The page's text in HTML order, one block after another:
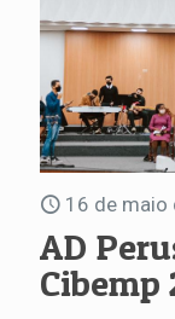
16 de maio
AD
Cibemp